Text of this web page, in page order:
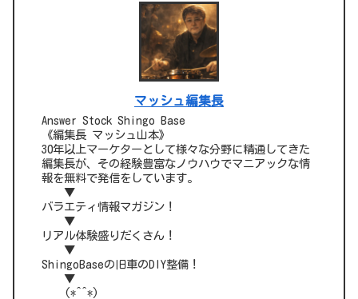
マッシュ編集長
Answer Stock Shingo Base
《編集長 マッシュ山本》
30年以上マーケターとして様々な分野に精通してきた
編集長が、その経験豊富なノウハウでマニアックな情
報を無料で発信をしています。
▼
バラエティ情報マガジン！
▼
リアル体験盛りだくさん！
▼
ShingoBaseの旧車のDIY整備！
▼
(*^^*)